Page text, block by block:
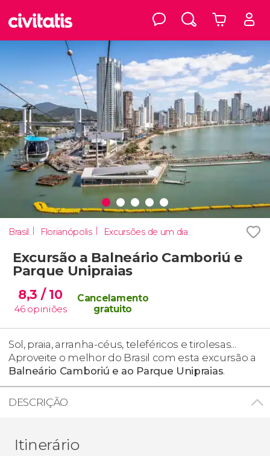
Brasil Florianópolis Excursões de um dia
Excursão a Balneário Camboriú e
Parque Unipraias
8,3 / 10
46 opiniões
Cancelamento
gratuito
Sol, praia, arranha-céus, teleféricos e tirolesas...
Aproveite o melhor do Brasil com esta excursão a
Balneário Camboriú e ao Parque Unipraias.
DESCRIÇÃO
Itinerário